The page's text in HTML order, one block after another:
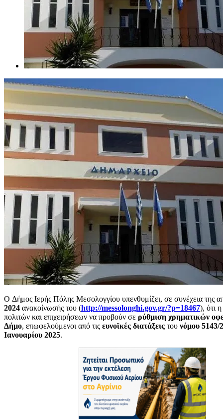
O Δήμος Ιερής Πόλης Μεσολογγίου υπενθυμίζει, σε συνέχεια της
2024 ανακοίνωσής του (http://messolonghi.gov.gr/?p=18467), ότι
πολιτών και επιχειρήσεων να προβούν σε ρύθμιση χρηματικών
Δήμο, επωφελούμενοι από τις ευνοϊκές διατάξεις του νόμου 5143/
Ιανουαρίου 2025.